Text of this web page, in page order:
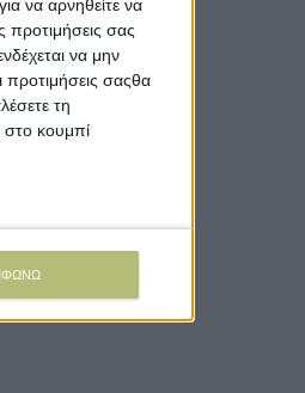
να αρνηθείτε να
προτιμήσεις σας
να μην
προτιμήσεις σαςθα
τη
στο κουμπί